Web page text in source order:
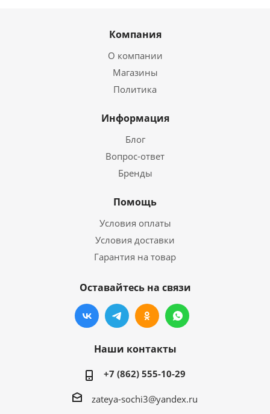
Компания
О компании
Магазины
Политика
Информация
Блог
Вопрос-ответ
Бренды
Помощь
Условия оплаты
Условия доставки
Гарантия на товар
Оставайтесь на связи
Наши контакты
+7 (862) 555-10-29
zateya-sochi3@yandex.ru